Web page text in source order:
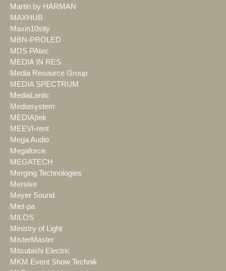
Martin by HARMAN
MAXHUB
Maxin10sity
MBN-PROLED
MDS PAtec
MEDIA IN RES
Media Resource Group
MEDIA SPECTRUM
MediaLantic
Mediasystem
MEDIA|tek
MEEVI-rent
Mega Audio
Megaforce
MEGATECH
Merging Technologies
Mersive
Meyer Sound
Miet-pa
MILOS
Ministry of Light
MisterMaster
Mitsubishi Electric
MKM Event Show Technik